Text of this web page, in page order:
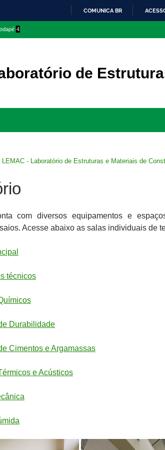
O
COMUNICA BR
4
de
LEMAC - Laboratório de Estruturas e Materiais de
com diversos equipamentos e
Acesse abaixo as salas individuais de
técnicos
Durabilidade
Cimentos e Argamassas
e Acústicos